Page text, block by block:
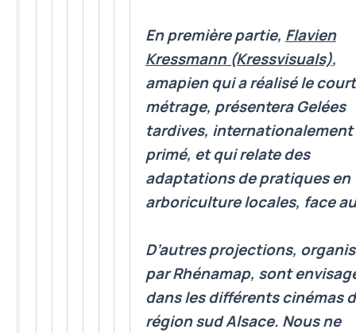
En première partie, Flavien
Kressmann (Kressvisuals),
amapien qui a réalisé le court
métrage, présenteraGelées
tardives, internationalement
primé, et qui relate des
adaptations de pratiques en
arboriculture locales, face
D’autres projections,
par Rhénamap, sont
dans les différents cinémas
région sud Alsace. Nous ne